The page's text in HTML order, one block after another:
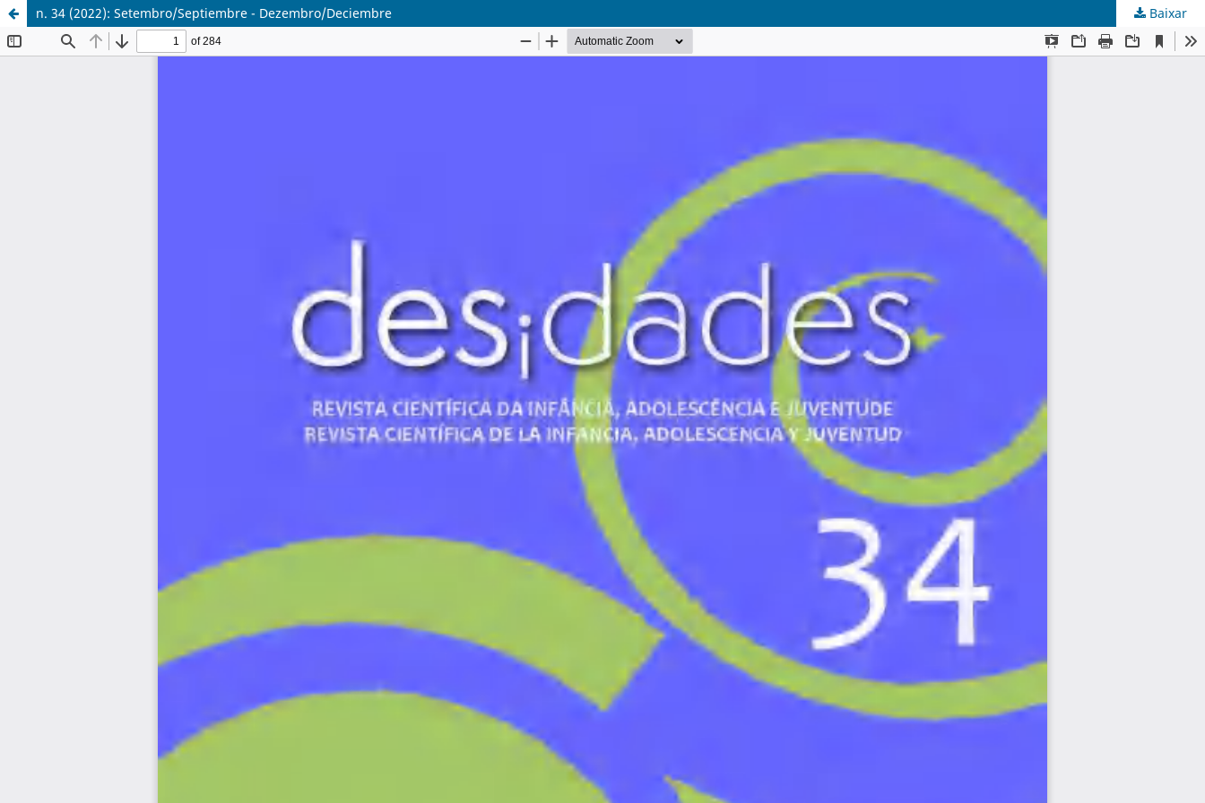
n. 34 (2022): Setembro/Septiembre - Dezembro/Deciembre Baixar